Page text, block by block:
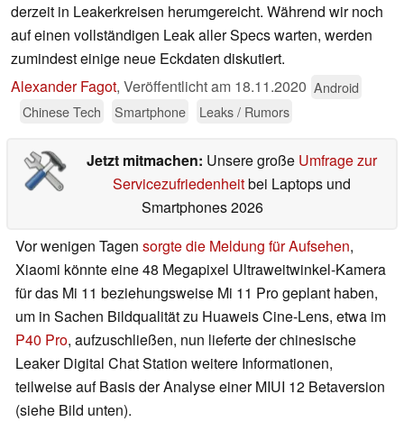
derzeit in Leakerkreisen herumgereicht. Während wir noch
auf einen vollständigen Leak aller Specs warten, werden
zumindest einige neue Eckdaten diskutiert.
Alexander Fagot, Veröffentlicht am 18.11.2020 Android
Chinese Tech
Smartphone Leaks / Rumors
Jetzt mitmachen: Unsere große Umfrage zur
Servicezufriedenheitbei Laptops und
Smartphones 2026
Vor wenigen Tagen sorgte die Meldung für Aufsehen,
Xiaomi könnte eine 48 Megapixel Ultraweitwinkel-Kamera
für das Mi 11 beziehungsweise Mi 11 Pro geplant haben,
um in Sachen Bildqualität zu Huaweis Cine-Lens, etwa im
P40 Pro, aufzuschließen, nun lieferte der chinesische
Leaker Digital Chat Station weitere Informationen,
teilweise auf Basis der Analyse einer MIUI 12 Betaversion
(siehe Bild unten).